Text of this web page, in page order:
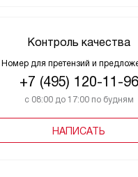
Контроль качества
Номер для претензий и
+7 (495) 120-11-96
с 08:00 до 17:00 по будням
НАПИСАТЬ